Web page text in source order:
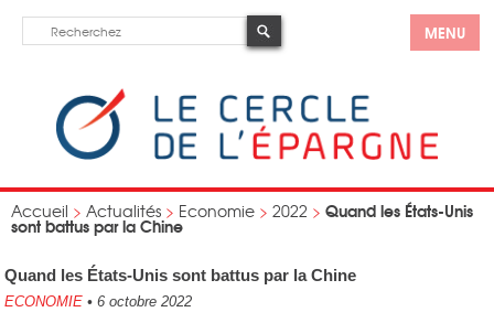
MENU
Accueil > Actualités > Economie > 2022 > Quand les États-Unis
sont battus par la Chine
Quand les États-Unis sont battus par la Chine
ECONOMIE • 6 octobre 2022